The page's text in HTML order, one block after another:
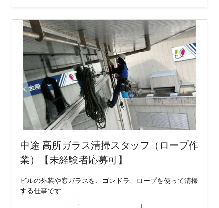
中途 高所ガラス清掃スタッフ（ロープ作
業）【未経験者応募可】
ビルの外装や窓ガラスを、ゴンドラ、ロープを使って清掃
する仕事です